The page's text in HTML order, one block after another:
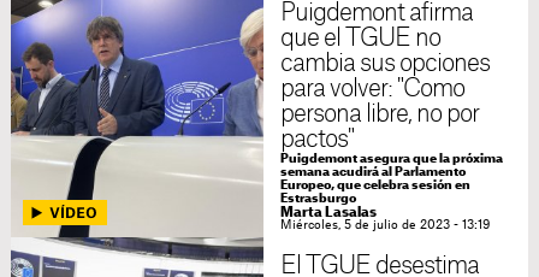
Puigdemont afirma
que el TGUE no
cambia sus opciones
para volver: "Como
persona libre, no por
pactos"
Puigdemont asegura que la próxima
semana acudirá al Parlamento
Europeo, que celebra sesión en
Estrasburgo
Marta Lasalas
Miércoles, 5 de julio de 2023 - 13:19
El TGUE desestima